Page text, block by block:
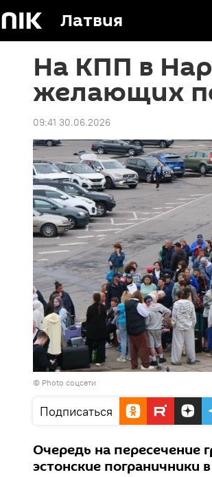
Латвия
На КПП в
желающих
09:41 30.06.2026
© Photo соцсети
Подписаться
Очередь на пересечение
эстонские пограничники